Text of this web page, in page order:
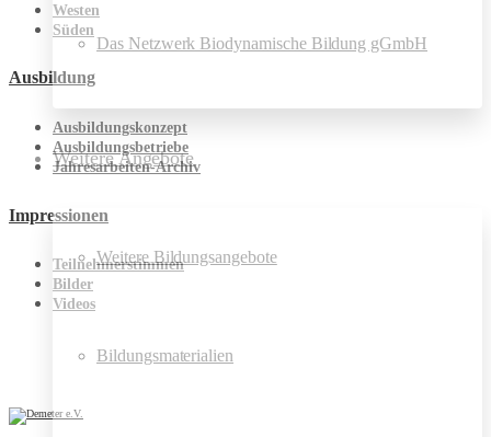
Das Netzwerk Biodynamische Bildung gGmbH
Weitere Angebote
Weitere Bildungsangebote
Bildungsmaterialien
Westen
Süden
Ausbildung
Ausbildungskonzept
Ausbildungsbetriebe
Jahresarbeiten-Archiv
Impressionen
Teilnehmerstimmen
Bilder
Videos